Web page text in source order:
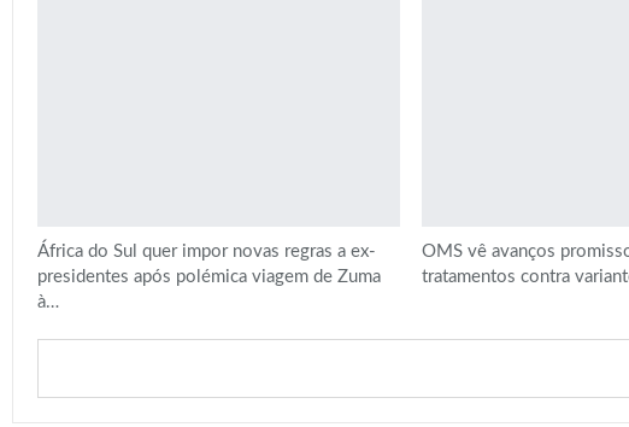
África do Sul quer impor novas regras a ex-
presidentes após polémica viagem de Zuma
à…
OMS vê avanços
tratamentos contra